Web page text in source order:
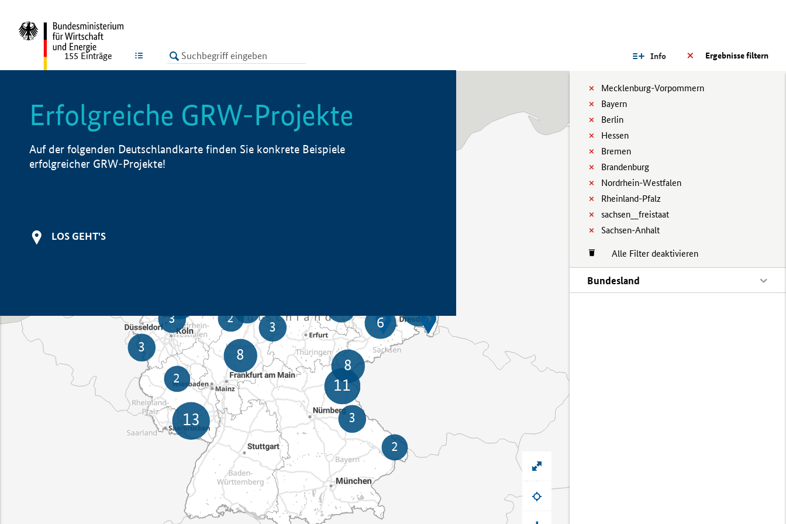
LISTE Ergebnisse filtern
Info
Mecklenburg-Vorpommern
Bayern
Berlin
Hessen
Bremen
Brandenburg
Nordrhein-Westfalen
Rheinland-Pfalz
sachsen__freistaat
Sachsen-Anhalt
Alle Filter deaktivieren
Bundesland
155 Einträge
Erfolgreiche GRW-Projekte
Auf der folgenden Deutschlandkarte finden Sie konkrete Beispiele
erfolgreicher GRW-Projekte!
LOS GEHT'S